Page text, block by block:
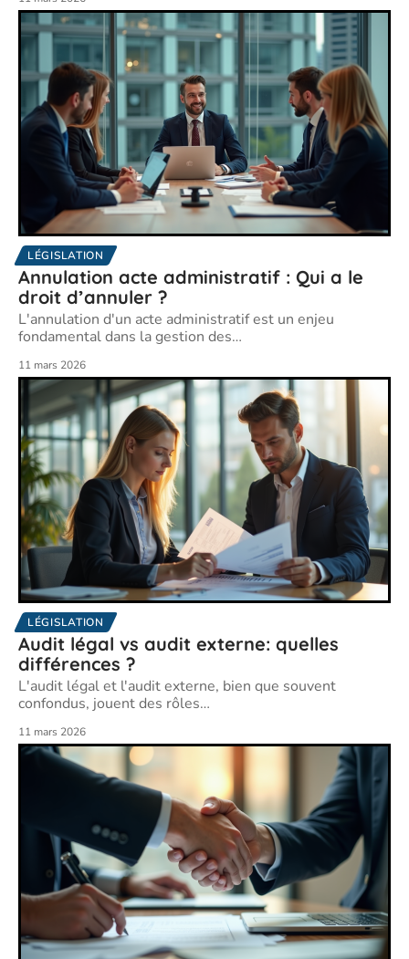
LÉGISLATION
Annulation acte administratif : Qui a le
droit d’annuler ?
L'annulation d'un acte administratif est un enjeu
fondamental dans la gestion des…
11 mars 2026
LÉGISLATION
Audit légal vs audit externe: quelles
différences ?
L'audit légal et l'audit externe, bien que souvent
confondus, jouent des rôles…
11 mars 2026